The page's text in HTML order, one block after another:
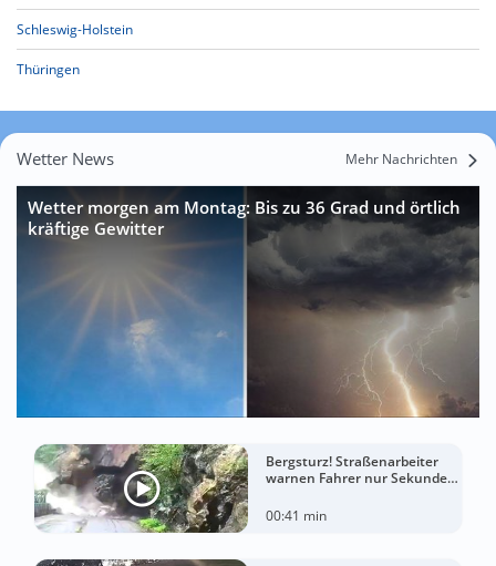
Schleswig-Holstein
Thüringen
Wetter News Mehr Nachrichten
Wetter morgen am Montag: Bis zu 36 Grad und örtlich
kräftige Gewitter
Bergsturz! Straßenarbeiter
warnen Fahrer nur Sekunden
00:41 min